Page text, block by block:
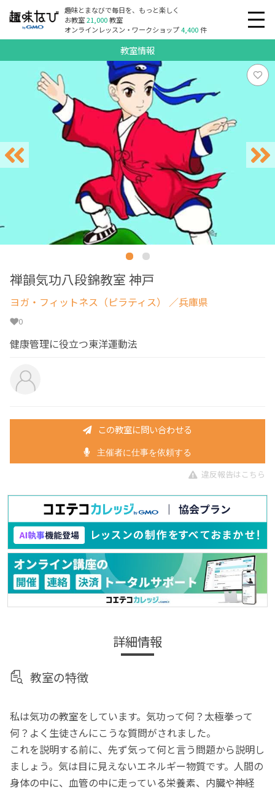
趣味とまなびで毎日を、もっと楽しく
お教室21,000教室
オンラインレッスン・ワークショップ4,400件
教室情報
禅韻気功八段錦教室 神戸
ヨガ・フィットネス（ピラティス） ／兵庫県
0
健康管理に役立つ東洋運動法
この教室に問い合わせる
主催者に仕事を依頼する
違反報告はこちら
詳細情報
教室の特徴
私は気功の教室をしています。気功って何？太極拳って
何？よく生徒さんにこうな質問がされました。
これを説明する前に、先ず気って何と言う問題から説明し
ましょう。気は目に見えないエネルギー物質です。人間の
身体の中に、血管の中に走っている栄養素、内臓や神経